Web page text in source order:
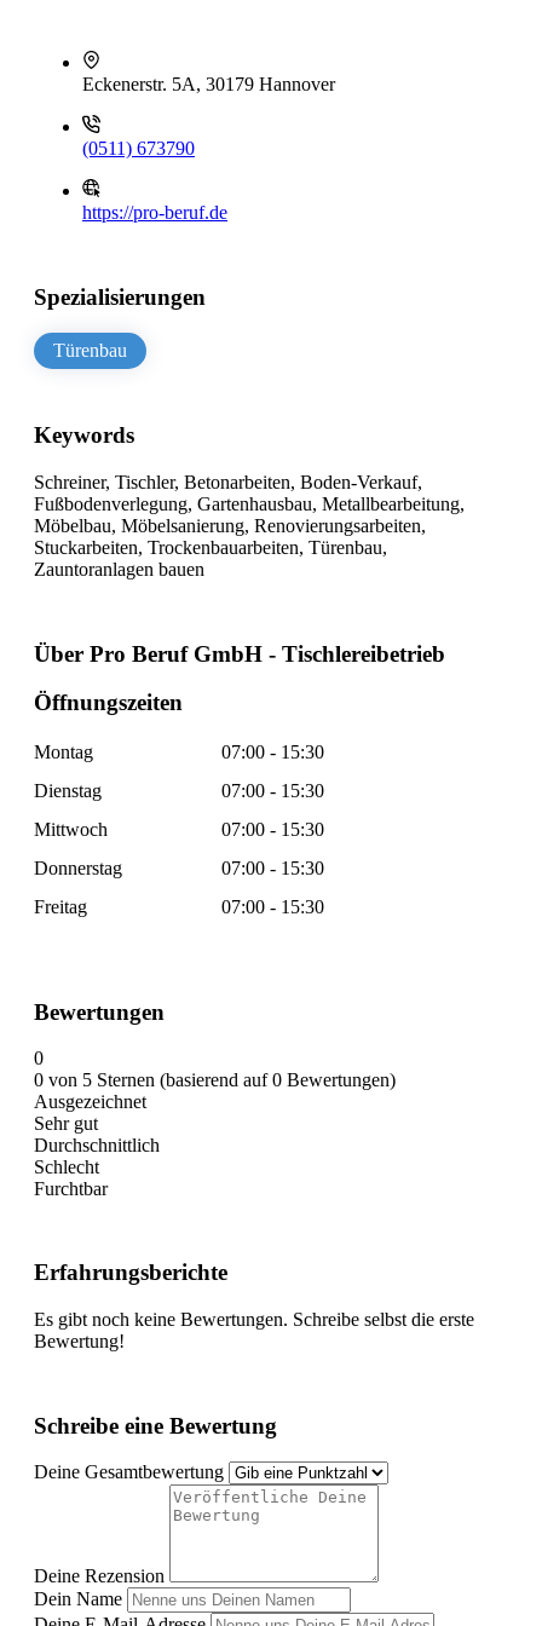
Eckenerstr. 5A, 30179 Hannover
(0511) 673790
https://pro-beruf.de
Spezialisierungen
Türenbau
Keywords
Schreiner, Tischler, Betonarbeiten, Boden-Verkauf,
Fußbodenverlegung, Gartenhausbau, Metallbearbeitung,
Möbelbau, Möbelsanierung, Renovierungsarbeiten,
Stuckarbeiten, Trockenbauarbeiten, Türenbau,
Zauntoranlagen bauen
Über Pro Beruf GmbH - Tischlereibetrieb
Öffnungszeiten
Montag
07:00 - 15:30
Dienstag
07:00 - 15:30
Mittwoch
07:00 - 15:30
Donnerstag
07:00 - 15:30
Freitag
07:00 - 15:30
Bewertungen
0
0 von 5 Sternen (basierend auf 0 Bewertungen)
Ausgezeichnet
Sehr gut
Durchschnittlich
Schlecht
Furchtbar
Erfahrungsberichte
Es gibt noch keine Bewertungen. Schreibe selbst die erste
Bewertung!
Schreibe eine Bewertung
Deine Gesamtbewertung
Deine Rezension
Dein Name